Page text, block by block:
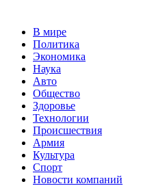
В мире
Политика
Экономика
Наука
Авто
Общество
Здоровье
Технологии
Происшествия
Армия
Культура
Спорт
Новости компаний